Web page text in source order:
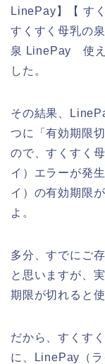
LinePay】【 す
すくすく母乳の
泉 LinePay 使え
した。
その結果、
つに「有効期限
ので、すくすく
イ）エラーが発
イ）の有効期限
よ。
多分、すでにご
と思いますが、
期限が切れると
だから、すくす
に、LinePay（